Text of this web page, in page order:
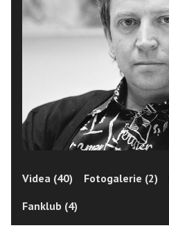
Videa (40) Fotogalerie (2)
Fanklub (4)